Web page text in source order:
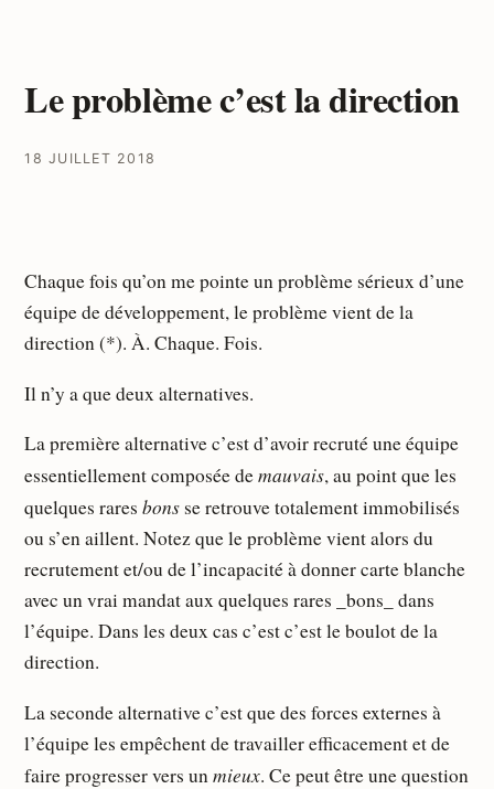
Le problème c’est la direction
18 JUILLET 2018
Chaque fois qu’on me pointe un problème sérieux d’une
équipe de développement, le problème vient de la
direction (*). À. Chaque. Fois.
Il n’y a que deux alternatives.
La première alternative c’est d’avoir recruté une équipe
essentiellement composée demauvais, au point que les
quelques raresbonsse retrouve totalement immobilisés
ou s’en aillent. Notez que le problème vient alors du
recrutement et/ou de l’incapacité à donner carte blanche
avec un vrai mandat aux quelques rares _bons_ dans
l’équipe. Dans les deux cas c’est c’est le boulot de la
direction.
La seconde alternative c’est que des forces externes à
l’équipe les empêchent de travailler efficacement et de
faire progresser vers unmieux. Ce peut être une question